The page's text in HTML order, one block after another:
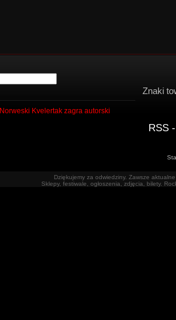
Norweski Kvelertak zagra autorski
Znaki
RSS
Dziękujemy za odwiedziny. Zawsze
Sklepy, festiwale, ogłoszenia, zdjęcia, bilety.